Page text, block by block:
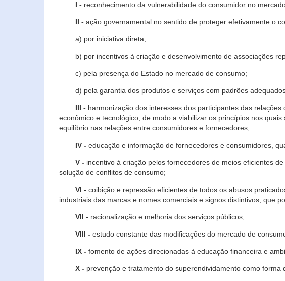
I - reconhecimento da vulnerabilidade do consumidor no
II - ação governamental no sentido de proteger efetivamente o
a) por iniciativa direta;
b) por incentivos à criação e desenvolvimento de associações
c) pela presença do Estado no mercado de consumo;
d) pela garantia dos produtos e serviços com padrões
III - harmonização dos interesses dos participantes das
econômico e tecnológico, de modo a viabilizar os princípios nos
equilíbrio nas relações entre consumidores e fornecedores;
IV - educação e informação de fornecedores e consumidores,
V - incentivo à criação pelos fornecedores de meios eficientes
solução de conflitos de consumo;
VI - coibição e repressão eficientes de todos os abusos
industriais das marcas e nomes comerciais e signos distintivos, que
VII - racionalização e melhoria dos serviços públicos;
VIII - estudo constante das modificações do mercado de
IX - fomento de ações direcionadas à educação financeira e
X - prevenção e tratamento do superendividamento como